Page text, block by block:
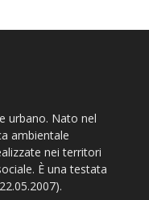
urbano. Nato nel
ambientale
nei territori
È una testata